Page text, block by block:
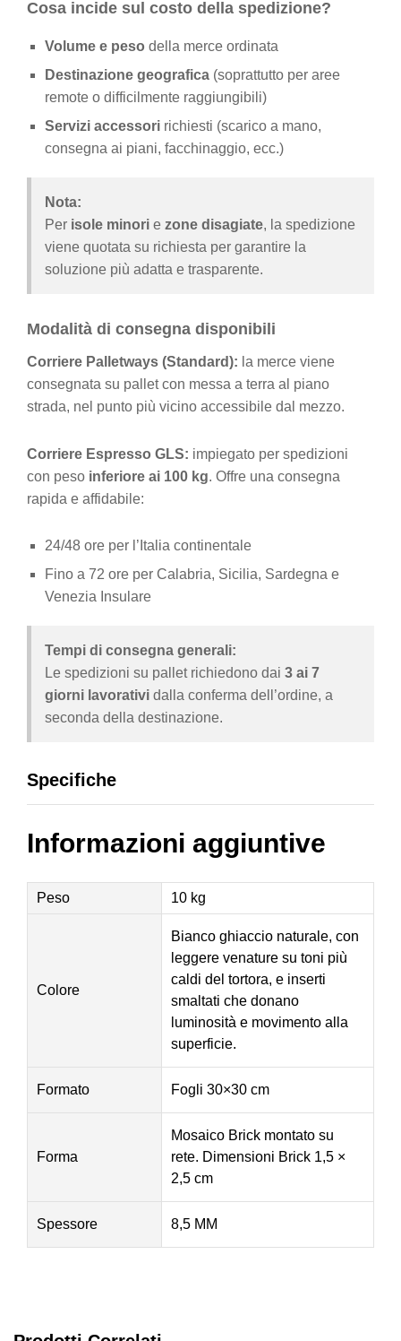
Cosa incide sul costo della spedizione?
Volume e peso della merce ordinata
Destinazione geografica (soprattutto per aree
remote o difficilmente raggiungibili)
Servizi accessori richiesti (scarico a mano,
consegna ai piani, facchinaggio, ecc.)
Nota:
Per isole minori e zone disagiate, la spedizione
viene quotata su richiesta per garantire la
soluzione più adatta e trasparente.
Modalità di consegna disponibili
Corriere Palletways (Standard): la merce viene
consegnata su pallet con messa a terra al piano
strada, nel punto più vicino accessibile dal mezzo.
Corriere Espresso GLS: impiegato per spedizioni
con peso inferiore ai 100 kg. Offre una consegna
rapida e affidabile:
24/48 ore per l’Italia continentale
Fino a 72 ore per Calabria, Sicilia, Sardegna e
Venezia Insulare
Tempi di consegna generali:
Le spedizioni su pallet richiedono dai 3 ai 7
giorni lavorativi dalla conferma dell’ordine, a
seconda della destinazione.
Specifiche
Informazioni aggiuntive
Peso 10 kg
Colore
Bianco ghiaccio naturale, con
leggere venature su toni più
caldi del tortora, e inserti
smaltati che donano
luminosità e movimento alla
superficie.
Formato Fogli 30×30 cm
Forma
Mosaico Brick montato su
rete. Dimensioni Brick 1,5 ×
2,5 cm
Spessore 8,5 MM